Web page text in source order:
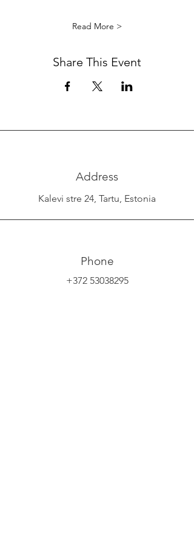
Read More >
Share This Event
Address
Kalevi stre 24, Tartu, Estonia
Phone
+372 53038295